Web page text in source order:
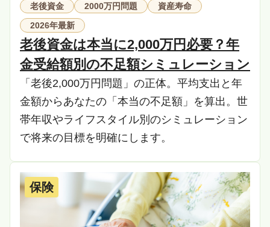
老後資金 2000万円問題
資産寿命
2026年最新
老後資金は本当に2,000万円必要？年
金受給額別の不足額シミュレーション
「老後2,000万円問題」の正体。平均支出と年
金額からあなたの「本当の不足額」を算出。世
帯年収やライフスタイル別のシミュレーション
で将来の目標を明確にします。
保険